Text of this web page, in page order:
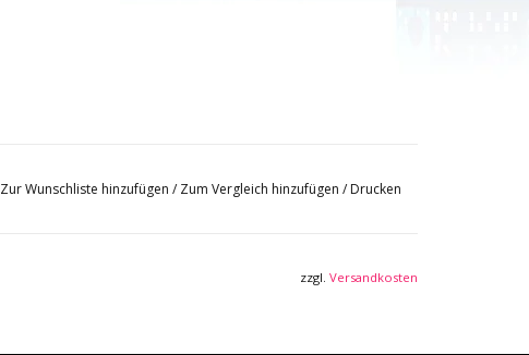
Zur Wunschliste hinzufügen / Zum Vergleich hinzufügen / Drucken
zzgl. Versandkosten